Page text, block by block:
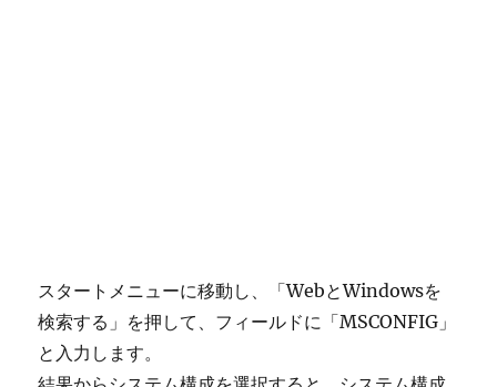
スタートメニューに移動し、「WebとWindowsを
検索する」を押して、フィールドに「MSCONFIG」
と入力します。